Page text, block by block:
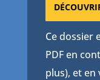
Ce dossier
PDF en
plus), et